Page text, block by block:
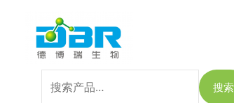
索：
搜索